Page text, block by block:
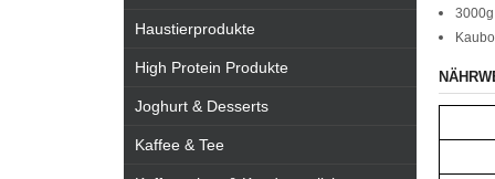
Haustierprodukte
High Protein Produkte
Joghurt & Desserts
Kaffee & Tee